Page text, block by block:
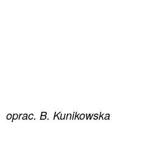
oprac. B. Kunikowska